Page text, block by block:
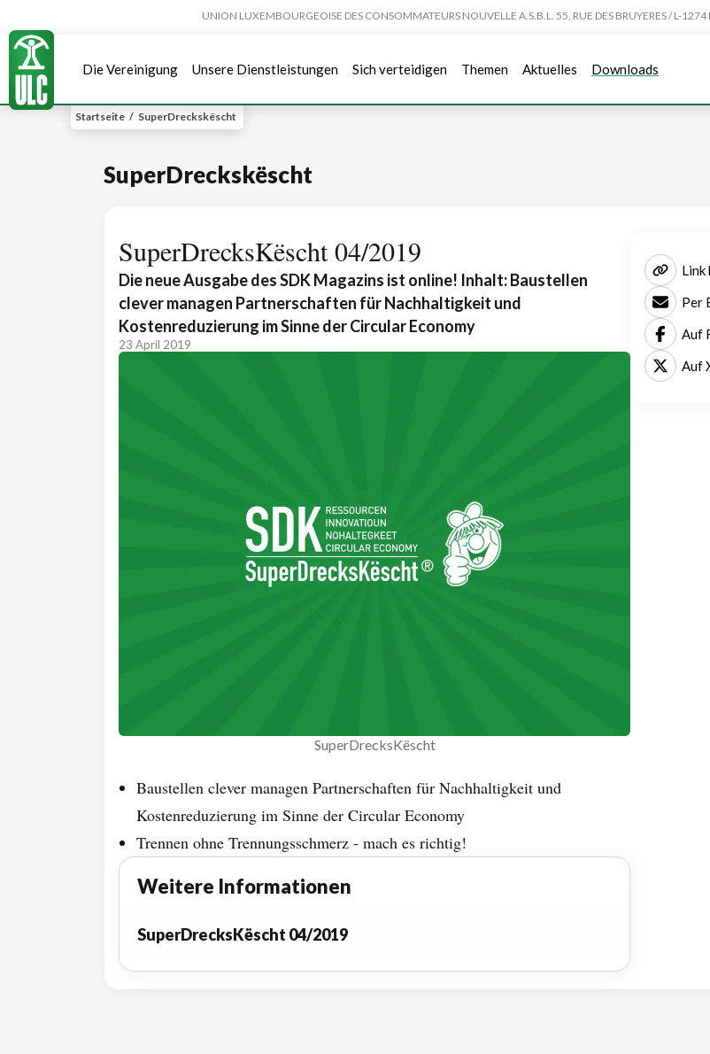
UNION LUXEMBOURGEOISE DES CONSOMMATEURS NOUVELLE A.S.B.L. 55, RUE DES BRUYERES / L-
Die Vereinigung Unsere Dienstleistungen Sich verteidigen Themen Aktuelles Downloads
Startseite / SuperDreckskëscht
SuperDreckskëscht
SuperDrecksKëscht 04/2019
Die neue Ausgabe des SDK Magazins ist online! Inhalt: Baustellen
clever managen Partnerschaften für Nachhaltigkeit und
Kostenreduzierung im Sinne der Circular Economy
23 April 2019
SuperDrecksKëscht
Baustellen clever managen Partnerschaften für Nachhaltigkeit und
Kostenreduzierung im Sinne der Circular Economy
Trennen ohne Trennungsschmerz - mach es richtig!
Weitere Informationen
SuperDrecksKëscht 04/2019
Link
Per
Auf
Auf